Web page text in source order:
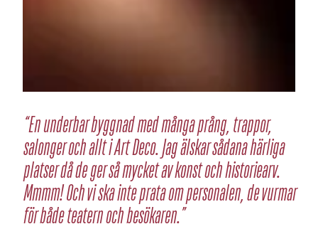
“En underbar byggnad med många prång, trappor,
salonger och allt i Art Deco. Jag älskar sådana härliga
platser då de ger så mycket av konst och historiearv.
Mmmm! Och vi ska inte prata om personalen, de vurmar
för både teatern och besökaren.”